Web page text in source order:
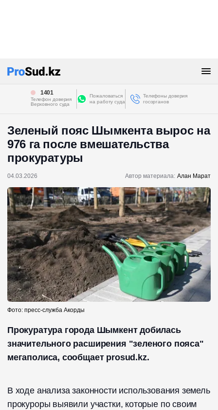
1401
Телефон доверия
Верховного суда
Пожаловаться
на работу суда
Телефоны доверия
госорганов
Зеленый пояс Шымкента вырос на
976 га после вмешательства
прокуратуры
04.03.2026 Автор материала: Алан Марат
Фото: пресс-служба Акорды
Прокуратура города Шымкент добилась
значительного расширения "зеленого пояса"
мегаполиса, сообщает prosud.kz.
В ходе анализа законности использования земель
прокуроры выявили участки, которые по своим